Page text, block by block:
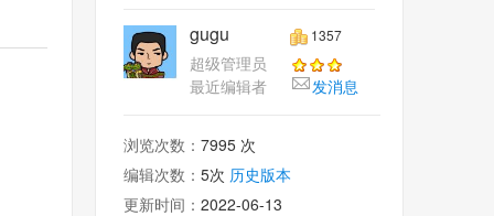
gugu 1357
超级管理员
最近编辑者
发消息
浏览次数： 7995 次
编辑次数： 5次 历史版本
更新时间： 2022-06-13